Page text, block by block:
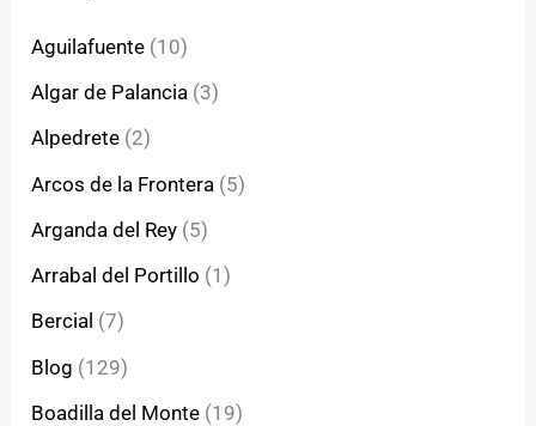
Aguilafuente (10)
Algar de Palancia (3)
Alpedrete (2)
Arcos de la Frontera (5)
Arganda del Rey (5)
Arrabal del Portillo (1)
Bercial (7)
Blog (129)
Boadilla del Monte (19)